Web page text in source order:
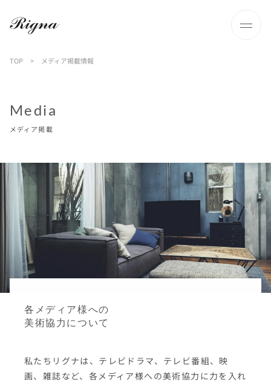
TOP > メディア掲載情報
Media
メディア掲載
各メディア様への
美術協力について
私たちリグナは、テレビドラマ、テレビ番組、映
画、雑誌など、各メディア様への美術協力に力を入れ